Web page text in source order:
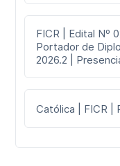
FICR | Edital Nº
Portador de
2026.2 |
Católica | FICR |